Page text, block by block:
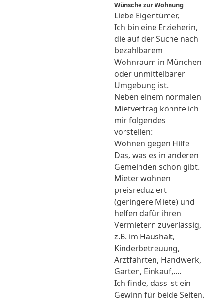
Wünsche zur Wohnung
Liebe Eigentümer,
Ich bin eine Erzieherin,
die auf der Suche nach
bezahlbarem
Wohnraum in München
oder unmittelbarer
Umgebung ist.
Neben einem normalen
Mietvertrag könnte ich
mir folgendes
vorstellen:
Wohnen gegen Hilfe
Das, was es in anderen
Gemeinden schon gibt.
Mieter wohnen
preisreduziert
(geringere Miete) und
helfen dafür ihren
Vermietern zuverlässig,
z.B. im Haushalt,
Kinderbetreuung,
Arztfahrten, Handwerk,
Garten, Einkauf,....
Ich finde, dass ist ein
Gewinn für beide Seiten.